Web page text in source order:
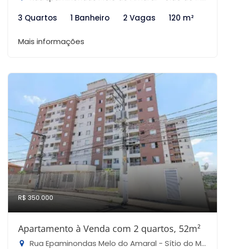
3 Quartos
1 Banheiro 2 Vagas 120 m²
Mais informações
R$ 350.000
Apartamento à Venda com 2 quartos, 52m²
Rua Epaminondas Melo do Amaral - Sítio do Mandaqui, São Paulo-SP